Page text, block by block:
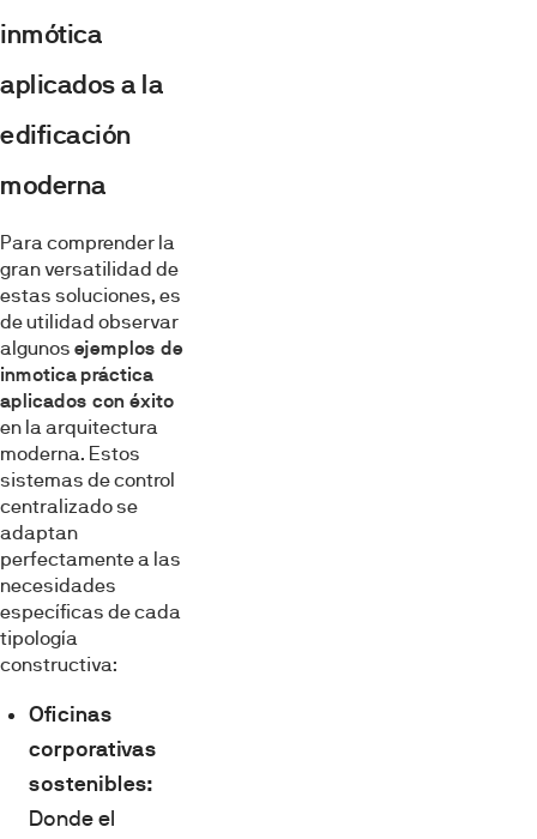
inmótica
aplicados a la
edificación
moderna
Para comprender la
gran versatilidad de
estas soluciones, es
de utilidad observar
algunos ejemplos de
inmoticapráctica
aplicados con éxito
en la arquitectura
moderna. Estos
sistemas de control
centralizado se
adaptan
perfectamente a las
necesidades
específicas de cada
tipología
constructiva:
Oficinas
corporativas
sostenibles:
Donde el